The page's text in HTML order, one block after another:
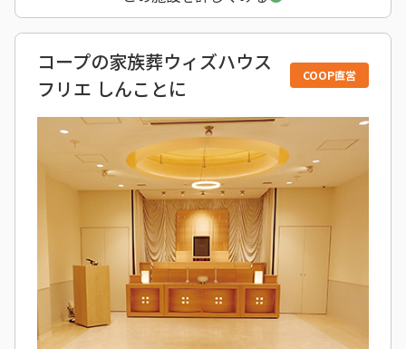
コープの家族葬ウィズハウス
フリエ しんことに
COOP直営